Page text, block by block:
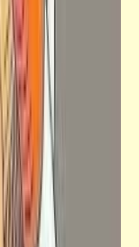
خبر
عرض
الشريفين
كمان وكمان